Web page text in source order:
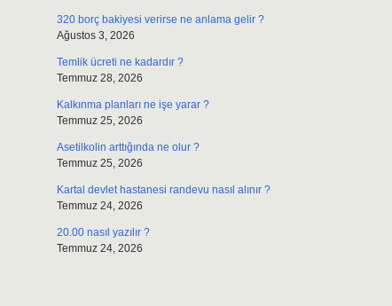
320 borç bakiyesi verirse ne anlama gelir ?
Ağustos 3, 2026
Temlik ücreti ne kadardır ?
Temmuz 28, 2026
Kalkınma planları ne işe yarar ?
Temmuz 25, 2026
Asetilkolin arttığında ne olur ?
Temmuz 25, 2026
Kartal devlet hastanesi randevu nasıl alınır ?
Temmuz 24, 2026
20.00 nasıl yazılır ?
Temmuz 24, 2026